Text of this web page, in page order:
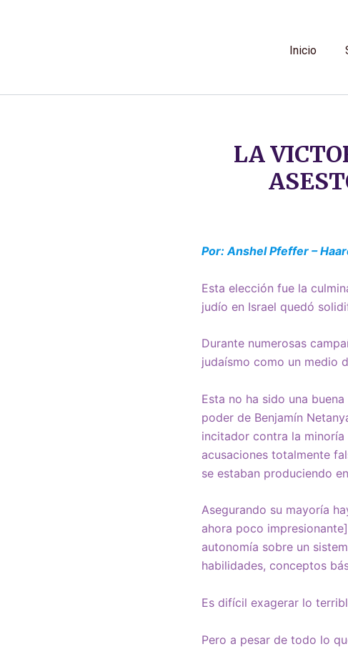
Inicio
LA
Por: Anshel Pfeffer –
Esta elección fue la
judío en Israel quedó
Durante numerosas
judaísmo como un medio
Esta no ha sido una
poder de Benjamín
incitador contra la minoría
acusaciones totalmente
se estaban produciendo
Asegurando su mayoría
ahora poco
autonomía sobre un
habilidades, conceptos
Es difícil exagerar lo
Pero a pesar de todo lo